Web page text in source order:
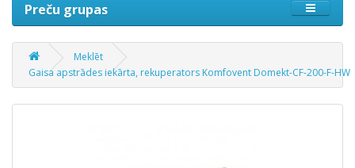
Preču grupas
Meklēt
Gaisa apstrādes iekārta, rekuperators Komfovent Domekt-CF-200-F-HW